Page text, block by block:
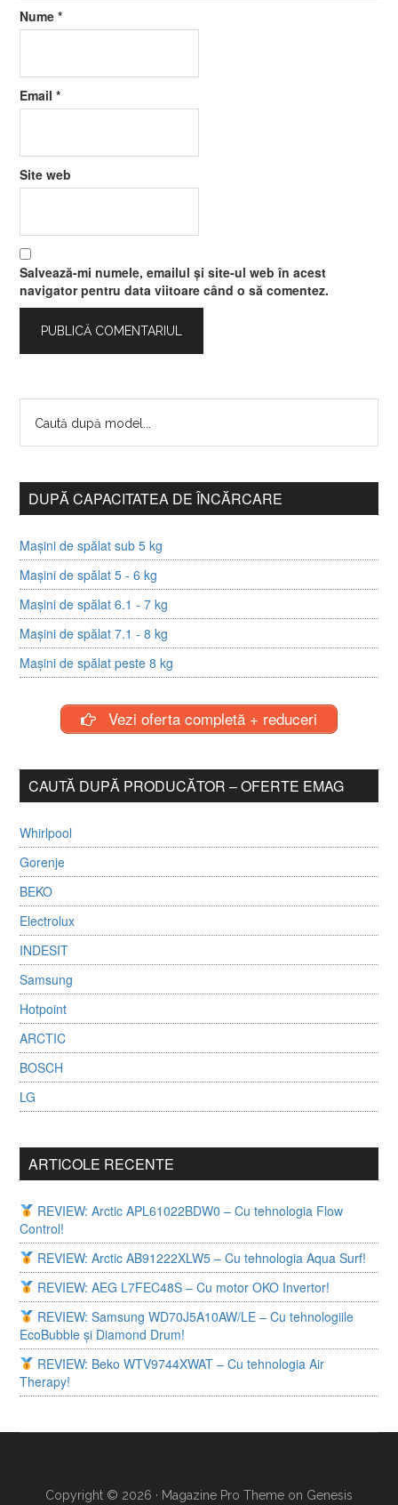
Nume*
Email*
Site web
Salvează-mi numele, emailul și site-ul web în acest
navigator pentru data viitoare când o să comentez.
DUPĂ CAPACITATEA DE ÎNCĂRCARE
Mașini de spălat sub 5 kg
Mașini de spălat 5 - 6 kg
Mașini de spălat 6.1 - 7 kg
Mașini de spălat 7.1 - 8 kg
Mașini de spălat peste 8 kg
Vezi oferta completă + reduceri
CAUTĂ DUPĂ PRODUCĂTOR – OFERTE EMAG
Whirlpool
Gorenje
BEKO
Electrolux
INDESIT
Samsung
Hotpoint
ARCTIC
BOSCH
LG
ARTICOLE RECENTE
REVIEW: Arctic APL61022BDW0 – Cu tehnologia Flow
Control!
REVIEW: Arctic AB91222XLW5 – Cu tehnologia Aqua Surf!
REVIEW: AEG L7FEC48S – Cu motor OKO Invertor!
REVIEW: Samsung WD70J5A10AW/LE – Cu tehnologiile
EcoBubble și Diamond Drum!
REVIEW: Beko WTV9744XWAT – Cu tehnologia Air
Therapy!
Copyright © 2026 · Magazine Pro Theme on Genesis